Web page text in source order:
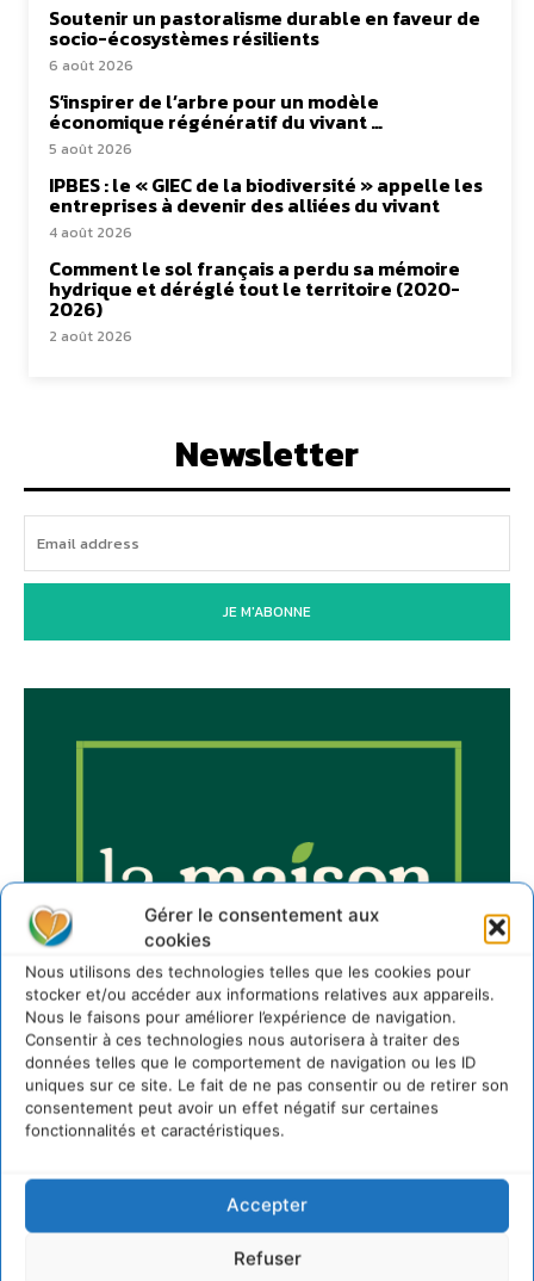
Gérer le consentement aux
cookies
Nous utilisons des technologies telles que les cookies pour
stocker et/ou accéder aux informations relatives aux appareils.
Nous le faisons pour améliorer l’expérience de navigation.
Consentir à ces technologies nous autorisera à traiter des
données telles que le comportement de navigation ou les ID
uniques sur ce site. Le fait de ne pas consentir ou de retirer son
consentement peut avoir un effet négatif sur certaines
fonctionnalités et caractéristiques.
Accepter
Refuser
Soutenir un pastoralisme durable en faveur de
socio-écosystèmes résilients
6 août 2026
S’inspirer de l’arbre pour un modèle
économique régénératif du vivant …
5 août 2026
IPBES : le « GIEC de la biodiversité » appelle les
entreprises à devenir des alliées du vivant
4 août 2026
Comment le sol français a perdu sa mémoire
hydrique et déréglé tout le territoire (2020-
2026)
2 août 2026
Newsletter
JE M'ABONNE
Sur Cdurable